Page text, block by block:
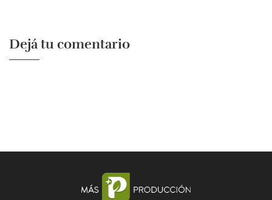
Dejá tu comentario